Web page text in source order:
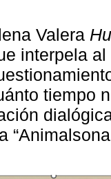
Valera
interpela
tiempo